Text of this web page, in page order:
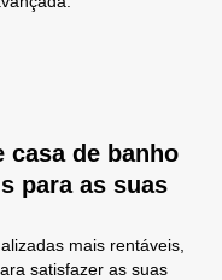
casa de banho
para as suas
mais rentáveis,
satisfazer as suas